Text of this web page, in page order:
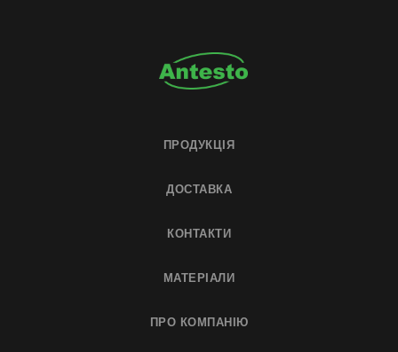
ПРОДУКЦІЯ
МАТЕРІАЛИ
ДОСТАВКА
ПРО КОМПАНІЮ
КОНТАКТИ